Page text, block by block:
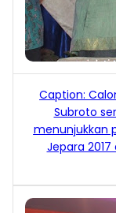
Caption:
Subroto s
menunjukkan
Jepara